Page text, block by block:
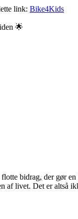
link: Bike4Kids
🌟
bidrag, der gør
af livet. Det er